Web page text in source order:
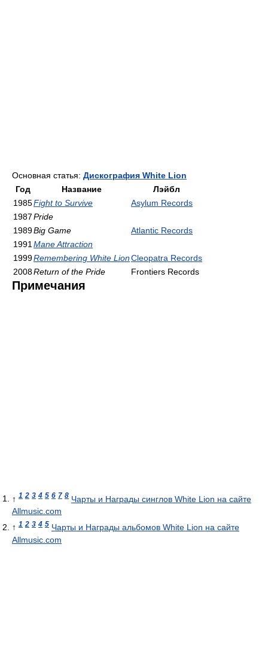
Основная статья: Дискография White Lion
Год
Название
Лэйбл
1985Fight to Survive
Asylum Records
1987Pride
Atlantic Records
1989Big Game
1991 Mane Attraction
1999Remembering White LionCleopatra Records
2008Return of the Pride Frontiers Records
Примечания
↑ 1 2 3 4 5 6 7 8 Чарты и Награды синглов White Lion на сайте
Allmusic.com
↑ 1 2 3 4 5 Чарты и Награды альбомов White Lion на сайте
Allmusic.com